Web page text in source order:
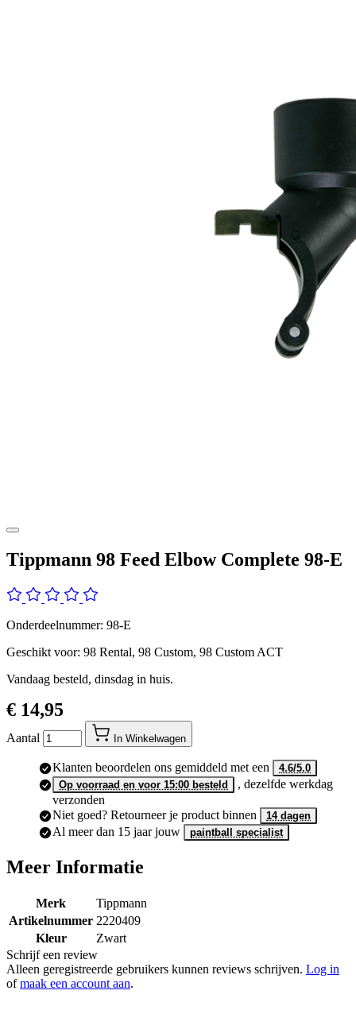
Tippmann 98 Feed Elbow Complete 98-E
Onderdeelnummer: 98-E
Geschikt voor: 98 Rental, 98 Custom, 98 Custom ACT
Vandaag besteld, dinsdag in huis.
€ 14,95
Aantal In Winkelwagen
Klanten beoordelen ons gemiddeld met een
4.6/5.0
Op voorraad en voor 15:00 besteld
, dezelfde werkdag
verzonden
Niet goed? Retourneer je product binnen
14 dagen
Al meer dan 15 jaar jouw paintball specialist
Meer Informatie
Merk
Tippmann
Artikelnummer 2220409
Kleur
Zwart
Schrijf een review
Alleen geregistreerde gebruikers kunnen reviews schrijven. Log in
ofmaak een account aan.